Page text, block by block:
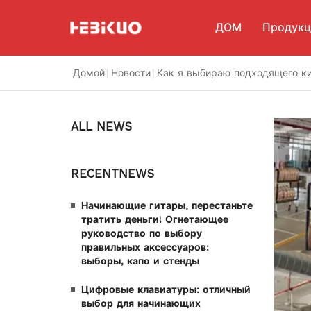
ДОМ
Домой Новости Как я выбираю подходящего
ALL NEWS
RECENTNEWS
Начинающие гитары, перестаньте
тратить деньги! Огнетающее
руководство по выбору
правильных аксессуаров:
выборы, капо и стенды
Цифровые клавиатуры: отличный
выбор для начинающих